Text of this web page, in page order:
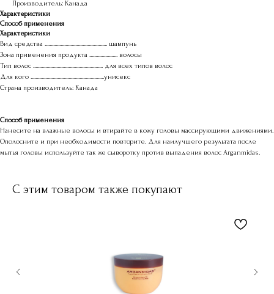
Производитель: Канада
Характеристики
Способ применения
Характеристики
Вид средства ................................................... шампунь
Зона применения продукта ....................... волосы
Тип волос ......................................................... для всех типов волос
Для кого ............................................................унисекс
Страна производитель: Канада
Способ применения
Нанесите на влажные волосы и втирайте в кожу головы массирующими движениями.
Ополосните и при необходимости повторите. Для наилучшего результата после
мытья головы используйте так же сыворотку против выпадения волос Arganmidas.
С этим товаром также покупают